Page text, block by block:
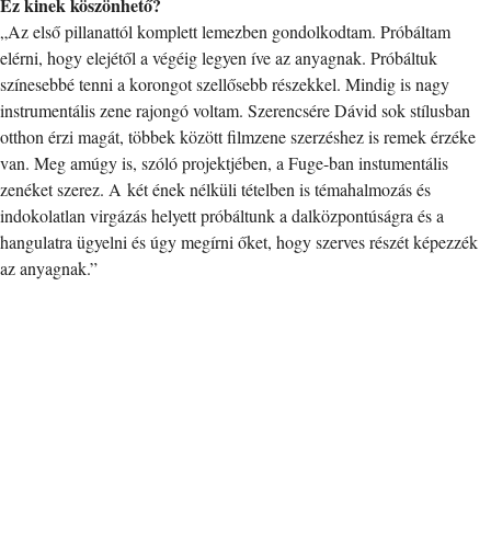
„Az első pillanattól komplett lemezben gondolkodtam. Próbáltam
elérni, hogy elejétől a végéig legyen íve az anyagnak. Próbáltuk
színesebbé tenni a korongot szellősebb részekkel. Mindig is nagy
instrumentális zene rajongó voltam. Szerencsére Dávid sok stílusban
otthon érzi magát, többek között filmzene szerzéshez is remek érzéke
van. Meg amúgy is, szóló projektjében, a Fuge-ban instumentális
zenéket szerez. A két ének nélküli tételben is témahalmozás és
indokolatlan virgázás helyett próbáltunk a dalközpontúságra és a
hangulatra ügyelni és úgy megírni őket, hogy szerves részét képezzék
az anyagnak.”